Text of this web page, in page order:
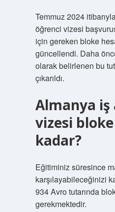
Temmuz 2024
öğrenci vizesi
için gereken bloke
güncellendi. Daha
olarak belirlenen bu
çıkarıldı.
Almanya iş
vizesi
kadar?
Eğitiminiz süresince
karşılayabileceğinizi
934 Avro tutarında
gerekmektedir.